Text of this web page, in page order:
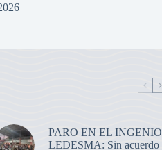
PARO EN EL INGENIO
LEDESMA: Sin acuerdo